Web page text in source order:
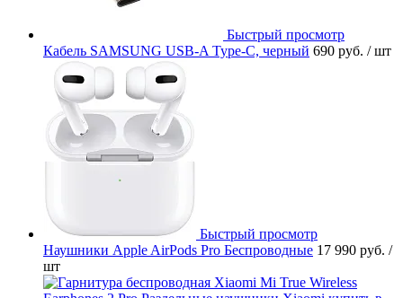
Быстрый просмотр
Кабель SAMSUNG USB-A Type-C, черный 690 руб. / шт
Быстрый просмотр
Наушники Apple AirPods Pro Беспроводные 17 990 руб. /
шт